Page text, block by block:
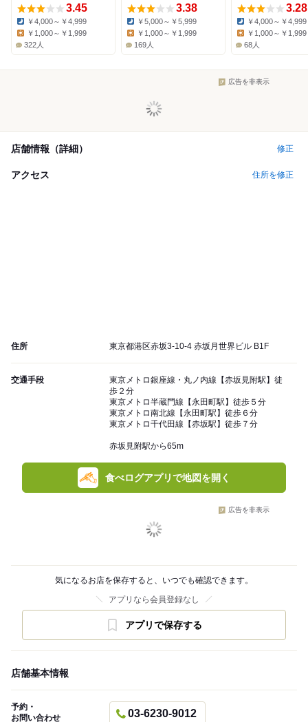
3.45
Dinner:
￥4,000～￥4,999
￥1,000～￥1,999
322人
3.38
Dinner:
￥5,000～￥5,999
￥1,000～￥1,999
169人
3.28
Dinner:
￥4,000～￥4,999
Lunch:
￥1,000～￥1,999
68人
広告を非表示
店舗情報（詳細） 修正
アクセス 住所を修正
住所 東京都港区赤坂3-10-4 赤坂月世界ビル B1F
交通手段
東京メトロ銀座線・丸ノ内線【赤坂見附駅】徒
歩２分
東京メトロ半蔵門線【永田町駅】徒歩５分
東京メトロ南北線【永田町駅】徒歩６分
東京メトロ千代田線【赤坂駅】徒歩７分
赤坂見附駅から65m
食べログアプリで地図を開く
広告を非表示
気になるお店を保存すると、いつでも確認できます。
アプリなら会員登録なし
アプリで保存する
店舗基本情報
予約・
お問い合わせ
03-6230-9012